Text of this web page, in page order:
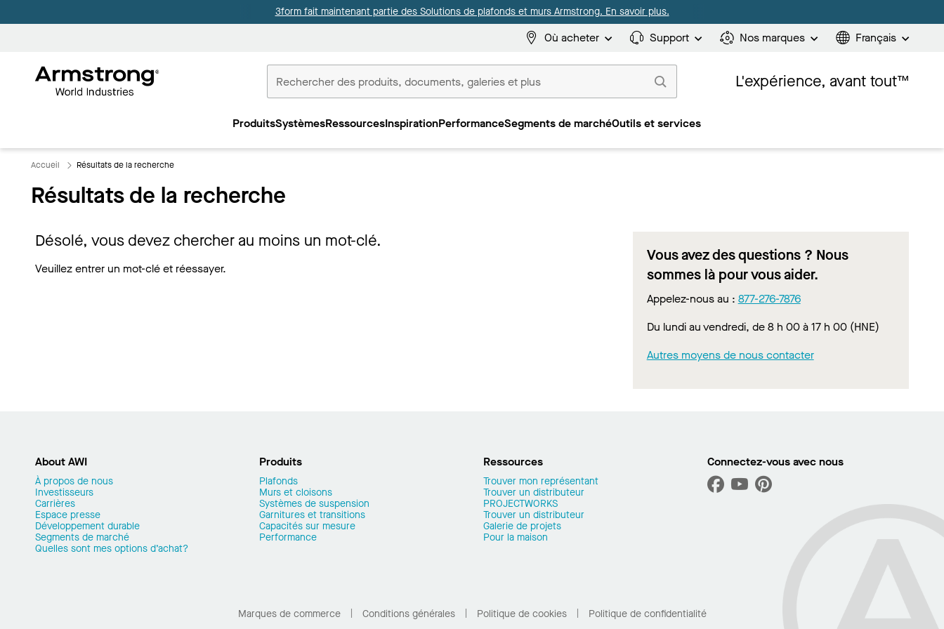
3form fait maintenant partie des Solutions de plafonds et murs Armstrong. En savoir plus.
Où acheter Support Nos marques Français
Commerciaux
L'expérience, avant tout™
ProduitsSystèmesRessourcesInspirationPerformanceSegments de marchéOutils et services
Accueil Résultats de la recherche
Résultats de la recherche
Désolé, vous devez chercher au moins un mot-clé.
Veuillez entrer un mot-clé et réessayer.
Vous avez des questions ? Nous
sommes là pour vous aider.
Appelez-nous au : 877-276-7876
Du lundi au vendredi, de 8 h 00 à 17 h 00 (HNE)
Autres moyens de nous contacter
About AWI
À propos de nous
Investisseurs
Carrières
Espace presse
Développement durable
Segments de marché
Quelles sont mes options d’achat?
Produits
Plafonds
Murs et cloisons
Systèmes de suspension
Garnitures et transitions
Capacités sur mesure
Performance
Ressources
Trouver mon représentant
Trouver un distributeur
PROJECTWORKS
Trouver un distributeur
Galerie de projets
Pour la maison
Connectez-vous avec nous
Marques de commerce Conditions générales Politique de cookies Politique de confidentialité